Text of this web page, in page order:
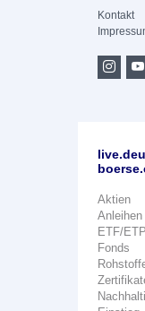
Kontakt
Aktien
Anleihen
ETF/ETP
Fonds